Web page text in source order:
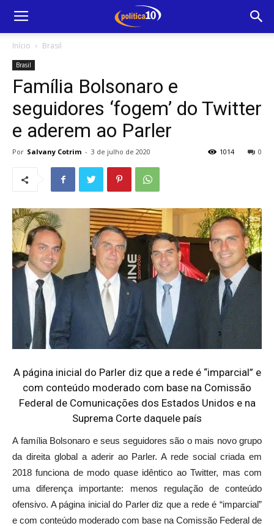
Início Brasil
Brasil
Família Bolsonaro e
seguidores ‘fogem’ do Twitter
e aderem ao Parler
Por Salvany Cotrim - 3 de julho de 2020 0
1014
A página inicial do Parler diz que a rede é “imparcial” e
com conteúdo moderado com base na Comissão
Federal de Comunicações dos Estados Unidos e na
Suprema Corte daquele país
A família Bolsonaro e seus seguidores são o mais novo grupo
da direita global a aderir ao Parler. A rede social criada em
2018 funciona de modo quase idêntico ao Twitter, mas com
uma diferença importante: menos regulação de conteúdo
ofensivo. A página inicial do Parler diz que a rede é “imparcial”
e com conteúdo moderado com base na Comissão Federal de